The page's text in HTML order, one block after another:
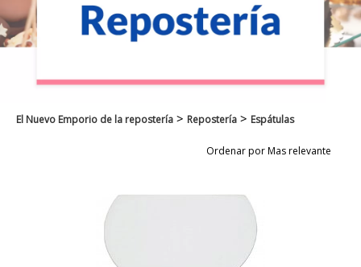
El Nuevo Emporio de la repostería > Repostería > Espátulas
Ordenar por Mas relevante